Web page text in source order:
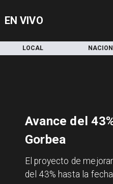
EN VIVO
LOCAL
Avance del
Gorbea
El proyecto de
del 43% hasta la fecha.